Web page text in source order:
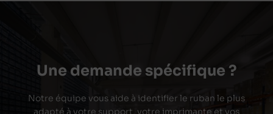
Une demande spécifique ?
Notre équipe vous aide à identifier le ruban le plus
adapté à votre support, votre imprimante et vos